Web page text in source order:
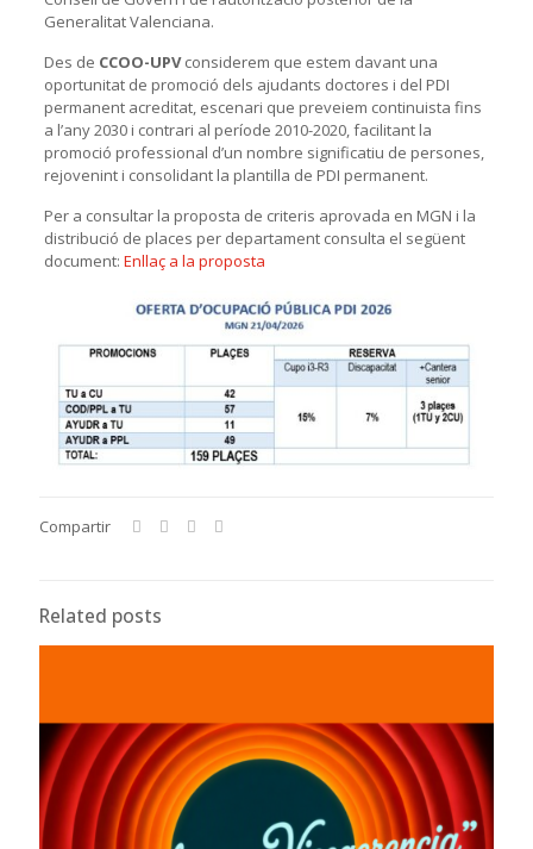
Generalitat Valenciana.
Des de CCOO-UPVconsiderem que estem davant una
oportunitat de promoció dels ajudants doctores i del PDI
permanent acreditat, escenari que preveiem continuista fins
a l’any 2030 i contrari al període 2010-2020, facilitant la
promoció professional d’un nombre significatiu de persones,
rejovenint i consolidant la plantilla de PDI permanent.
Per a consultar la proposta de criteris aprovada en MGN i la
distribució de places per departament consulta el següent
document: Enllaç a la proposta
Compartir
Related posts